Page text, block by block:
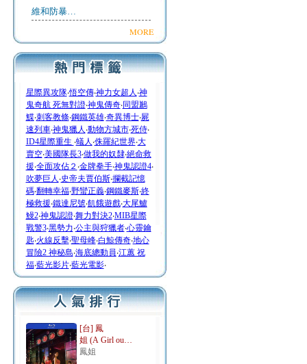
維和防暴…
MORE
星際異攻隊‧悟空傳‧神力女超人 ‧神
鬼奇航 死無對證‧神鬼傳奇‧同盟鶼
鰈‧刺客教條‧鋼鐵英雄‧奇異博士‧屍
速列車‧神鬼獵人 ‧動物方城市‧死侍‧
ID4星際重生 ‧蟻人 ‧侏羅紀世界‧大
賣空‧美國隊長3‧做我的奴隸‧絕命救
援‧全面攻佔２ ‧金牌拳手‧神鬼認證4‧
吹夢巨人 ‧史帝夫賈伯斯‧攔截記憶
碼‧翻轉幸福‧野蠻正義‧鋼鐵麥斯‧終
極救援‧鐵達尼號‧飢餓遊戲‧大尾鱸
鰻2‧神鬼認證‧舞力對決2‧MIB星際
戰警3‧黑勢力‧公主與狩獵者‧心靈鑰
匙‧火線反擊‧聖母峰‧白鯨傳奇‧地心
冒險2 神秘島‧海底總動員‧江蕙 祝
福‧藍光影片‧藍光電影‧
[台] 鳳
姐 (A Girl ou…
鳳姐